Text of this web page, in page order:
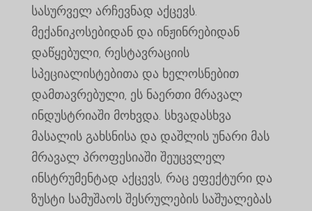
სასურველ არჩევნად აქცევს.
მექანიკოსებიდან და ინჟინრებიდან
დაწყებული, რესტავრაციის
სპეციალისტებითა და ხელოსნებით
დამთავრებული, ეს ნაერთი მრავალ
ინდუსტრიაში მოხვდა. სხვადასხვა
მასალის გახსნისა და დაშლის უნარი მას
მრავალ პროფესიაში შეუცვლელ
ინსტრუმენტად აქცევს, რაც ეფექტური და
ზუსტი სამუშაოს შესრულების საშუალებას